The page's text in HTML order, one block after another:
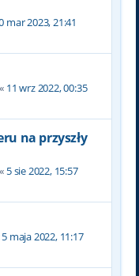
mar 2023, 21:41
11 wrz 2022, 00:35
na przyszły
5 sie 2022, 15:57
5 maja 2022, 11:17